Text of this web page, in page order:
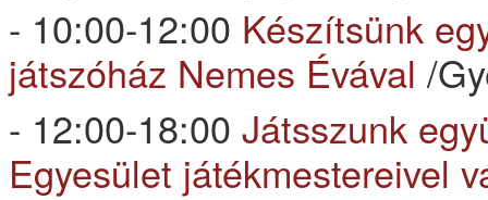
- 10:00-12:00 Készítsünk
játszóház Nemes Évával /
- 12:00-18:00 Játsszunk
Egyesület játékmestereivel